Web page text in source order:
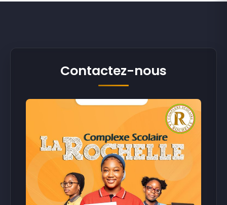
Contactez-nous